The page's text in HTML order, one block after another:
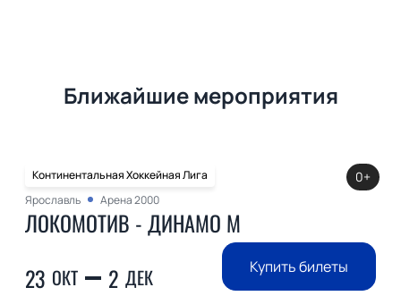
Ближайшие мероприятия
Континентальная Хоккейная Лига
Ярославль
Арена 2000
ЛОКОМОТИВ - ДИНАМО М
23 ОКТ 2 ДЕК
0+
Купить билеты